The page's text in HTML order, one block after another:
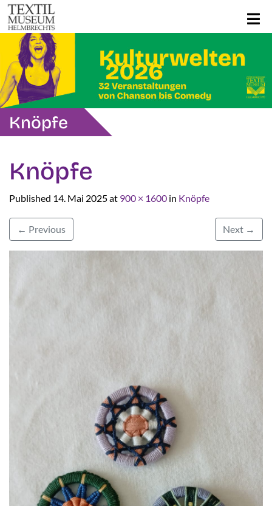
Knöpfe
Knöpfe
Published 14. Mai 2025at 900 × 1600 in Knöpfe
← Previous Next →